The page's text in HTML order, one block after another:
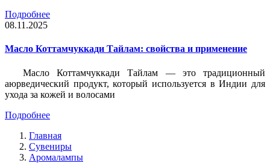
Подробнее
08.11.2025
Масло Коттамчуккади Тайлам: свойства и применение
Масло Коттамчуккади Тайлам — это традиционный
аюрведический продукт, который используется в Индии для
ухода за кожей и волосами
Подробнее
Главная
Сувениры
Аромалампы